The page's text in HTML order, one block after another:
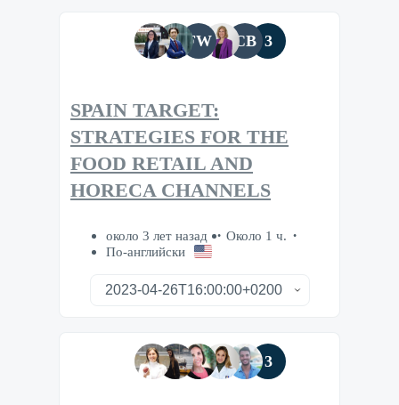
FW CB 3
SPAIN TARGET:
STRATEGIES FOR THE
FOOD RETAIL AND
HORECA CHANNELS
около 3 лет назад
Около 1 ч.
По-английски
3